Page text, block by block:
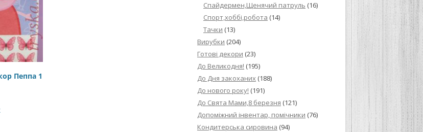
Пеппа 1
Спайдермен,Щенячий патруль (16)
Спорт,хоббі,робота (14)
Тачки (13)
Вирубки (204)
Готові декори (23)
До Великодня! (195)
До Дня закоханих (188)
До нового року! (191)
До Свята Мами,8 березня (121)
Допоміжний інвентар, помічники (76)
Кондитерська сировина (94)